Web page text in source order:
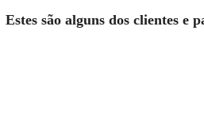
Estes são alguns dos clientes e